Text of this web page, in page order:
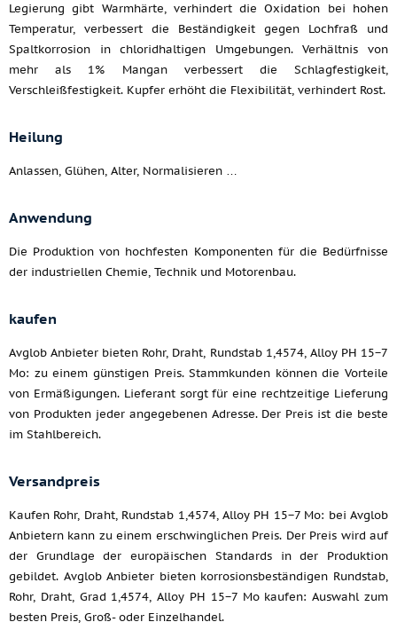
Legierung gibt Warmhärte, verhindert die Oxidation bei hohen
Temperatur, verbessert die Beständigkeit gegen Lochfraß und
Spaltkorrosion in chloridhaltigen Umgebungen. Verhältnis von
mehr als 1% Mangan verbessert die Schlagfestigkeit,
Verschleißfestigkeit. Kupfer erhöht die Flexibilität, verhindert Rost.
Heilung
Anlassen, Glühen, Alter, Normalisieren …
Anwendung
Die Produktion von hochfesten Komponenten für die Bedürfnisse
der industriellen Chemie, Technik und Motorenbau.
kaufen
Avglob Anbieter bieten Rohr, Draht, Rundstab 1,4574, Alloy PH 15−7
Mo: zu einem günstigen Preis. Stammkunden können die Vorteile
von Ermäßigungen. Lieferant sorgt für eine rechtzeitige Lieferung
von Produkten jeder angegebenen Adresse. Der Preis ist die beste
im Stahlbereich.
Versandpreis
Kaufen Rohr, Draht, Rundstab 1,4574, Alloy PH 15−7 Mo: bei Avglob
Anbietern kann zu einem erschwinglichen Preis. Der Preis wird auf
der Grundlage der europäischen Standards in der Produktion
gebildet. Avglob Anbieter bieten korrosionsbeständigen Rundstab,
Rohr, Draht, Grad 1,4574, Alloy PH 15−7 Mo kaufen: Auswahl zum
besten Preis, Groß- oder Einzelhandel.